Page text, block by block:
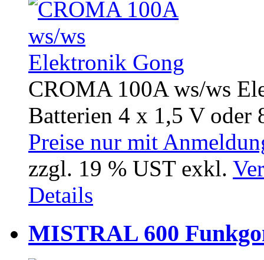
CROMA 100A ws/ws
Batterien 4 x 1,5 V oder
Preise nur mit
zzgl. 19 % UST exkl.
Details
MISTRAL 600